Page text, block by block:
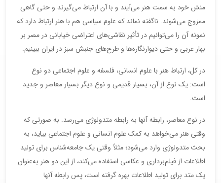
منش خود به سمت هنر می‌آیند و با آن ارتباط می‌گیرند و حتی گاهی
ممزوج می‌شوند. ناگفته نماند که علوم سیاسی هم با هنر ارتباط دارد که
نمونه آن را می‌توانیم در تأثیر نقاشی‌های اعتراضی خیابانی در مصر بر
بهار عربی و حتی دیوارنگاره‌ها و طرح‌های جنبش سبز در ایران ببینیم.
در کل، ارتباط هنر با علوم انسانی، فلسفه و علوم اجتماعی دو نوع
است: یک نوع از آن، بسیار قدیمی و نوع دیگر بسیار معاصر و جدید
است.
در نوع معاصر، رابطه آنها به رابطه متدولوژی می‌رسد. به صورتی که
وقتی هنر می‌خواهد به کمک علوم انسانی و علوم اجتماعی بیاید، به
بحث متدولوژی وارد می‌شود؛ مثلاً وقتی یک جامعه‌شناس برای تولید
اطلاعات از فیلم‌برداری و عکاسی استفاده می‌کند، از این دو هنر به‌عنوان
یک متد برای تولید اطلاعات بهره گرفته است، پس رابطه آنها